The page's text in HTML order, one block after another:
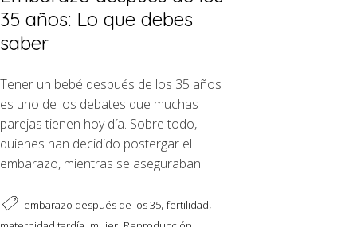
35 años: Lo que debes
saber
Tener un bebé después de los 35 años
es uno de los debates que muchas
parejas tienen hoy día. Sobre todo,
quienes han decidido postergar el
embarazo, mientras se aseguraban
embarazo después de los 35, fertilidad,